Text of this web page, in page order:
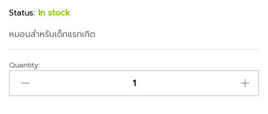
Status: In stock
หมอนสำหรับเด็กแรกเกิด
Quantity: